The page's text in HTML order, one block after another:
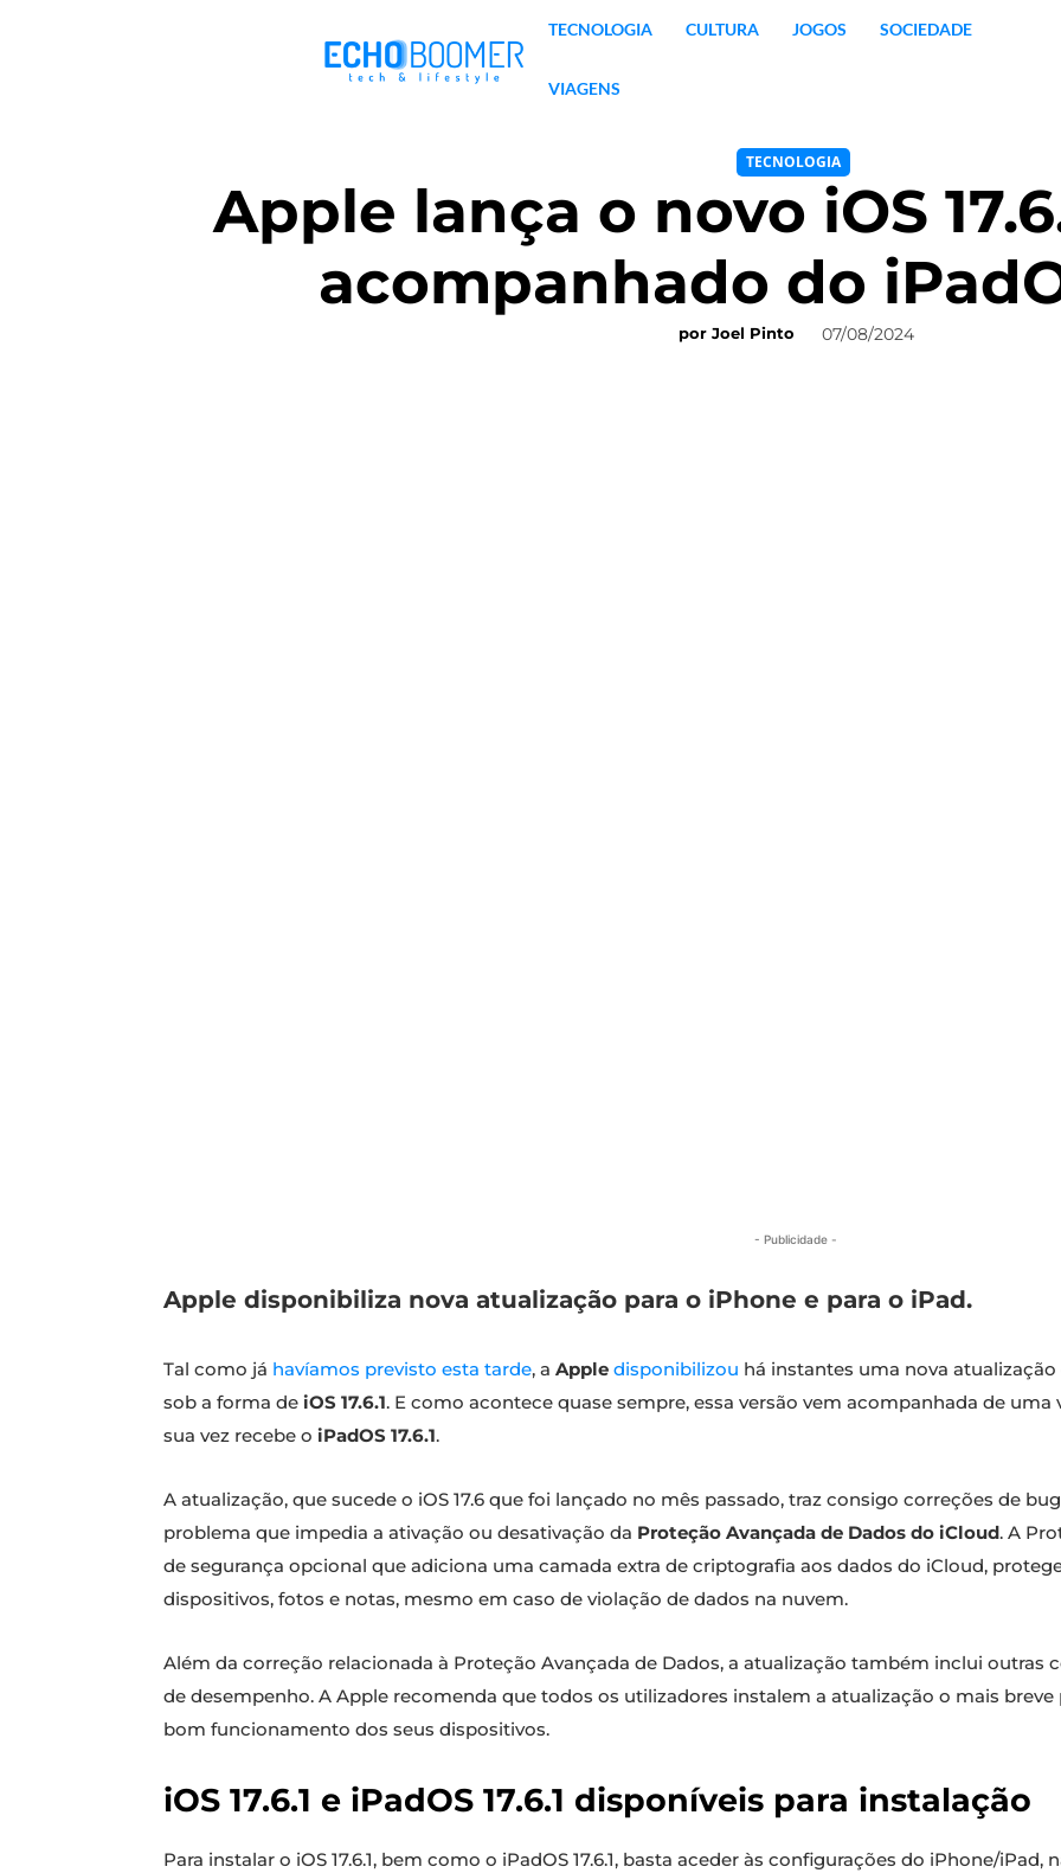
TECNOLOGIA CULTURA JOGOS SOCIEDADE
VIAGENS
TECNOLOGIA
Apple lança o novo iOS
acompanhado do
por Joel Pinto 07/08/2024
- Publicidade -
Apple disponibiliza nova atualização para o iPhone e para o iPad.
Tal como já havíamos previsto esta tarde, a Apple disponibilizou há instantes uma nova
sob a forma de iOS 17.6.1. E como acontece quase sempre, essa versão vem acompanhada de uma
sua vez recebe o iPadOS 17.6.1.
A atualização, que sucede o iOS 17.6 que foi lançado no mês passado, traz consigo correções de
problema que impedia a ativação ou desativação da Proteção Avançada de Dados do iCloud. A
de segurança opcional que adiciona uma camada extra de criptografia aos dados do iCloud,
dispositivos, fotos e notas, mesmo em caso de violação de dados na nuvem.
Além da correção relacionada à Proteção Avançada de Dados, a atualização também inclui outras
de desempenho. A Apple recomenda que todos os utilizadores instalem a atualização o mais breve
bom funcionamento dos seus dispositivos.
iOS 17.6.1 e iPadOS 17.6.1 disponíveis para instalação
Para instalar o iOS 17.6.1, bem como o iPadOS 17.6.1, basta aceder às configurações do iPhone/iPad,